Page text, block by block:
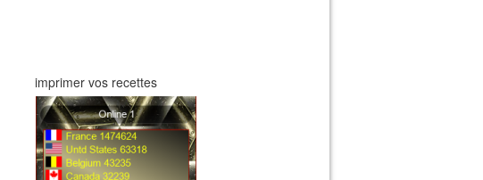
imprimer vos recettes